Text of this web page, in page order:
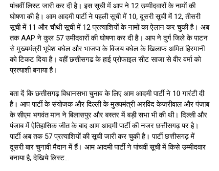
पांचवीं लिस्ट जारी कर दी है। इस सूची में आप ने 12 उम्मीदवारों के नामों की
घोषणा की है। आम आदमी पार्टी ने पहली सूची में 10, दूसरी सूची में 12, तीसरी
सूची में 11 और चौथी सूची में 12 प्रत्याशियों के नामों का ऐलान कर चुकी है। अब
तक AAP ने कुल 57 उमीदवारों की घोषणा कर दी है। आप ने दुर्ग जिले के पाटन
से मुख्यमंत्री भूपेश बघेल और भाजपा के विजय बघेल के खिलाफ अमित हिरमानी
को टिकट दिया है। वहीं छत्तीसगढ के हाई प्रोफाइल सीट साजा से वीर वर्मा को
प्रत्याशी बनाया है।
बता दें कि छत्तीसगढ़ विधानसभा चुनाव के लिए आम आदमी पार्टी ने 10 गारंटी दी
है। आप पार्टी के संयोजक और दिल्ली के मुख्यमंत्री अरविंद केजरीवाल और पंजाब
के सीएम भगवंत मान ने बिलासपुर और बस्तर में बड़ी सभा भी की थी। दिल्ली और
पंजाब में ऐतिहासिक जीत के बाद आम आदमी पार्टी की नजर छत्तीसगढ़ पर है।
पार्टी अब तक 57 प्रत्याशियों की सूची जारी कर चुकी है। पार्टी छत्तीसगढ़ में
दूसरी बार चुनावी मैदान में हैं। आम आदमी पार्टी ने पांचवीं सूची में किसे उम्मीदवार
बनाया है, देखिये लिस्ट…